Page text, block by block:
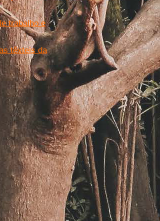
trabalho e
têxteis da